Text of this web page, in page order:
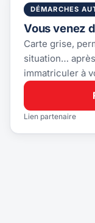
DÉMARCHES
Vous venez
Carte grise,
situation…
immatriculer à
Lien partenaire